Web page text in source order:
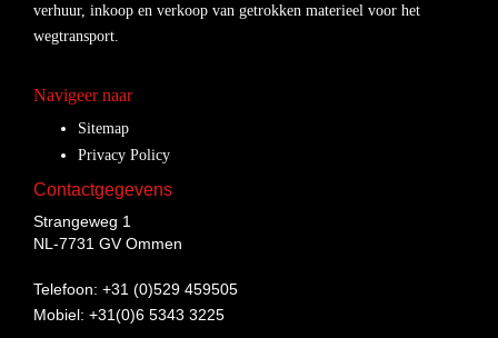
verhuur, inkoop en verkoop van getrokken materieel voor het
wegtransport.
Navigeer naar
Sitemap
Privacy Policy
Contactgegevens
Strangeweg 1
NL-7731 GV Ommen
Telefoon: +31 (0)529 459505
Mobiel: +31(0)6 5343 3225